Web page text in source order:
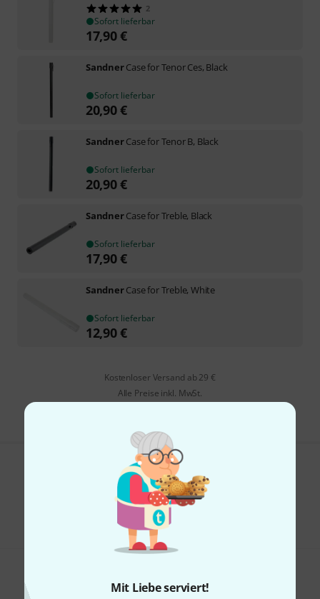
Mit Liebe serviert!
2
Sofort lieferbar
17,90€
SandnerCase for Tenor Ces, Black
Sofort lieferbar
20,90€
SandnerCase for Tenor B, Black
Sofort lieferbar
20,90€
SandnerCase for Treble, Black
Sofort lieferbar
17,90€
SandnerCase for Treble, White
Sofort lieferbar
12,90€
Kostenloser Versand ab 29 €
Alle Preise inkl. MwSt.
Gefällt Ihnen, was Sie sehen?
Teilen Hilfe & Feedback